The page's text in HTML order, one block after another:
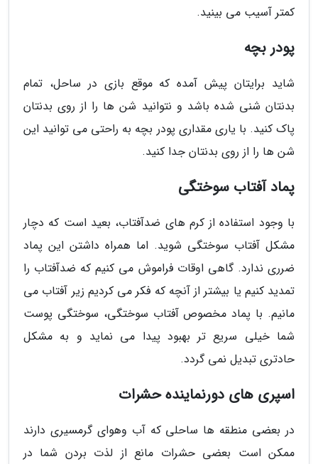
کمتر آسیب می بینید.
پودر بچه
شاید برایتان پیش آمده که موقع بازی در ساحل، تمام
بدنتان شنی شده باشد و نتوانید شن ها را از روی بدنتان
پاک کنید. با یاری مقداری پودر بچه به راحتی می توانید این
شن ها را از روی بدنتان جدا کنید.
پماد آفتاب سوختگی
با وجود استفاده از کرم های ضدآفتاب، بعید است که دچار
مشکل آفتاب سوختگی شوید. اما همراه داشتن این پماد
ضرری ندارد. گاهی اوقات فراموش می کنیم که ضدآفتاب را
تمدید کنیم یا بیشتر از آنچه که فکر می کردیم زیر آفتاب می
مانیم. با پماد مخصوص آفتاب سوختگی، سوختگی پوست
شما خیلی سریع تر بهبود پیدا می نماید و به مشکل
حادتری تبدیل نمی گردد.
اسپری های دورنماینده حشرات
در بعضی منطقه ها ساحلی که آب وهوای گرمسیری دارند
ممکن است بعضی حشرات مانع از لذت بردن شما در